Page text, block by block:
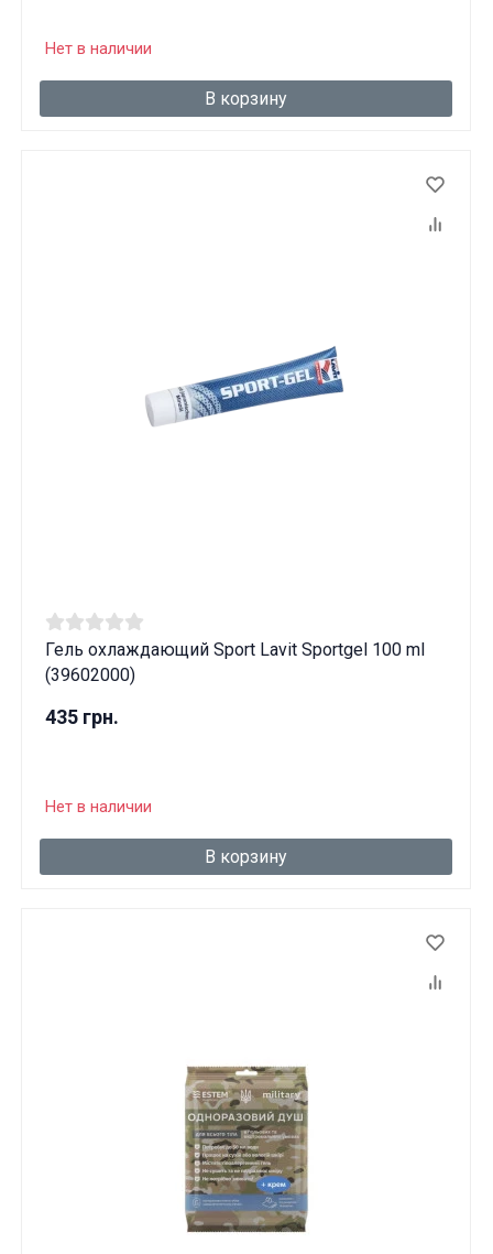
Нет в наличии
В корзину
Гель охлаждающий Sport Lavit Sportgel 100 ml
(39602000)
435 грн.
Нет в наличии
В корзину